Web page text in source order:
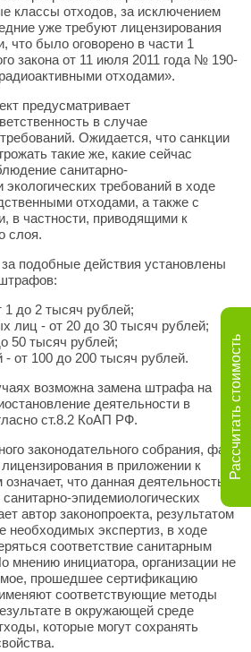
Рассчитать стоимость
классы отходов, за исключением
уже требуют лицензирования
что было оговорено в части 1
закона от 11 июля 2011 года № 190-
отходами».
предусматривает
в случае
Ожидается, что санкции
такие же, какие сейчас
санитарно-
экологических требований в ходе
отходами, а также с
в частности, приводящими к
слоя.
подобные действия установлены
1 до 2 тысяч рублей;
лиц - от 20 до 30 тысяч рублей;
50 тысяч рублей;
- от 100 до 200 тысяч рублей.
возможна замена штрафа на
деятельности в
ст.8.2 КоАП РФ.
законодательного собрания, факт
лицензирования в приложении к
что данная деятельность
эпидемиологических
автор законопроекта, результатом
необходимых экспертиз, в ходе
соответствие санитарным
мнению инициатора, организации не
прошедшее сертификацию
соответствующие методы
в окружающей среде
которые могут сохранять